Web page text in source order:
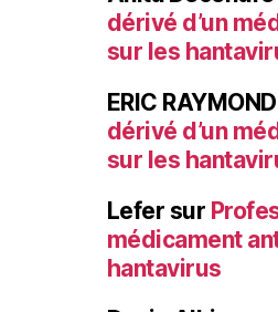
dérivé d’un
sur les
ERIC RAYMOND
dérivé d’un
sur les
Lefer sur
médicament
hantavirus